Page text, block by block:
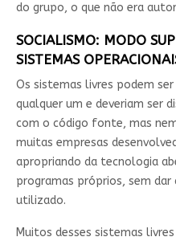
do grupo, o que não era
SOCIALISMO: MODO
SISTEMAS
Os sistemas livres podem
qualquer um e deveriam ser
com o código fonte, mas
muitas empresas
apropriando da tecnologia
programas próprios, sem
utilizado.
Muitos desses sistemas